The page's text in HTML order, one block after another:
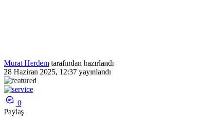
Murat Herdem tarafından hazırlandı
28 Haziran 2025, 12:37 yayınlandı
0
Paylaş